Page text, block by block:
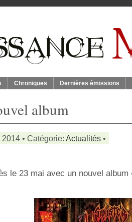
Chroniques Dernières émissions
album
2014 • Catégorie: Actualités •
le 23 mai avec un nouvel